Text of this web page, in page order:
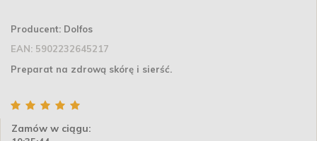
Producent: Dolfos
EAN: 5902232645217
Preparat na zdrową skórę i sierść.
Zamów w ciągu: